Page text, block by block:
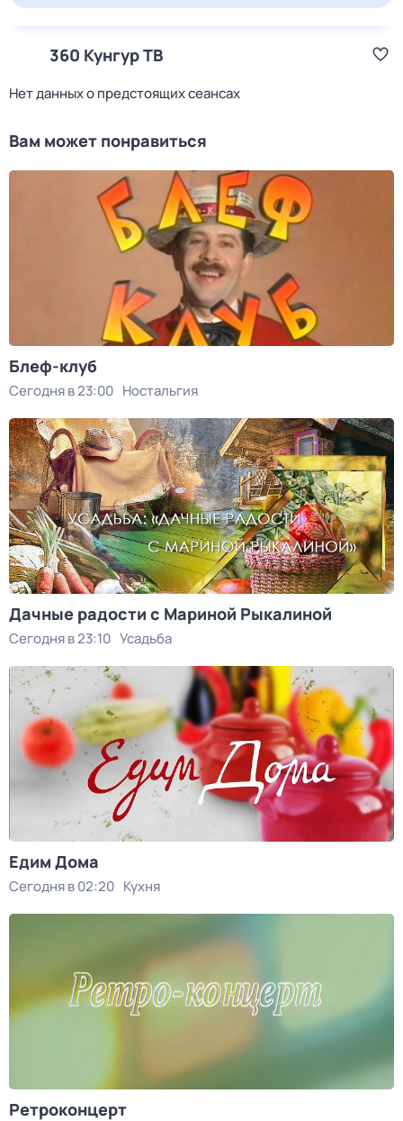
360 Кунгур ТВ
Нет данных о предстоящих сеансах
Вам может понравиться
Блеф-клуб
Сегодня в 23:00 Ностальгия
Дачные радости с Мариной Рыкалиной
Сегодня в 23:10 Усадьба
Едим Дома
Сегодня в 02:20 Кухня
Ретроконцерт